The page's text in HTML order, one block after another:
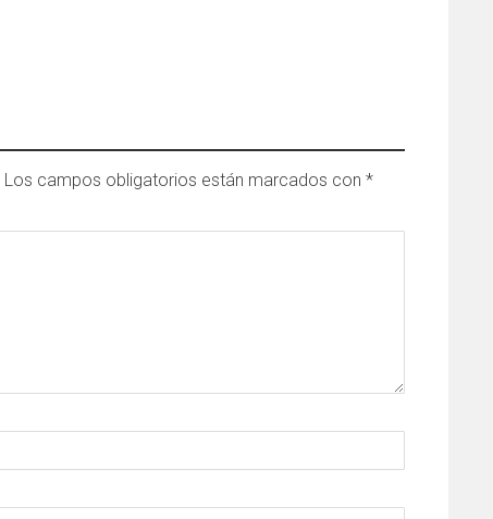
Los campos obligatorios están marcados con *